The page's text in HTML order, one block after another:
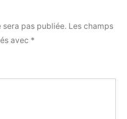
pas publiée. Les champs
avec *